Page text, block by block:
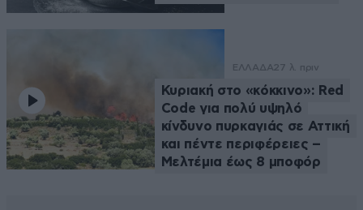
ΕΛΛΑΔΑ27 λ. πριν
Κυριακή στο «κόκκινο»: Red
Code για πολύ υψηλό
κίνδυνο πυρκαγιάς σε Αττική
και πέντε περιφέρειες –
Μελτέμια έως 8 μποφόρ